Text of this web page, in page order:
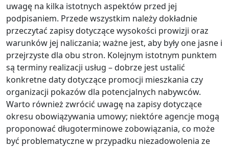
uwagę na kilka istotnych aspektów przed jej
podpisaniem. Przede wszystkim należy dokładnie
przeczytać zapisy dotyczące wysokości prowizji oraz
warunków jej naliczania; ważne jest, aby były one jasne i
przejrzyste dla obu stron. Kolejnym istotnym punktem
są terminy realizacji usług – dobrze jest ustalić
konkretne daty dotyczące promocji mieszkania czy
organizacji pokazów dla potencjalnych nabywców.
Warto również zwrócić uwagę na zapisy dotyczące
okresu obowiązywania umowy; niektóre agencje mogą
proponować długoterminowe zobowiązania, co może
być problematyczne w przypadku niezadowolenia ze